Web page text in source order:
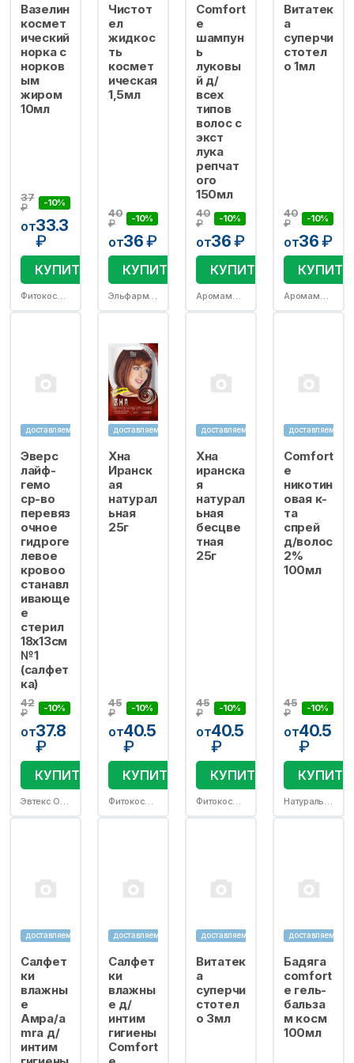
Вазелин
космет
ический
норка с
норков
ым
жиром
10мл
37
₽
-10%
от33.3
₽
КУПИТЬ
Фитокосметик ООО
Чистот
ел
жидкос
ть
космет
ическая
1,5мл
40
₽
-10%
от36₽
КУПИТЬ
Эльфарма.ру ООО
Comfort
e
шампун
ь
луковы
й д/
всех
типов
волос с
экст
лука
репчат
ого
150мл
40
₽
-10%
от36₽
КУПИТЬ
Аромамарка/Пульс
Витатек
а
суперчи
стотел
о 1мл
40
₽
-10%
от36₽
КУПИТЬ
Аромамарка
доставляем
Эверс
лайф-
гемо
ср-во
перевяз
очное
гидроге
левое
кровоо
станавл
ивающе
е
стерил
18х13см
№1
(салфет
ка)
42
₽
-10%
от37.8
₽
КУПИТЬ
Эвтекс ООО
доставляем
Хна
Иранск
ая
натурал
ьная
25г
45
₽
-10%
от40.5
₽
КУПИТЬ
Фитокосметик ООО
доставляем
Хна
иранска
я
натурал
ьная
бесцве
тная
25г
45
₽
-10%
от40.5
₽
КУПИТЬ
Фитокосметик ООО
доставляем
Comfort
e
никотин
овая к-
та
спрей
д/волос
2%
100мл
45
₽
-10%
от40.5
₽
КУПИТЬ
Натуральные масла ООО (г.Солнечногорск)
доставляем
Салфет
ки
влажны
е
Амра/a
mra д/
интим
доставляем
Салфет
ки
влажны
е д/
интим
гигиены
Comfort
доставляем
Витатек
а
суперчи
стотел
о 3мл
доставляем
Бадяга
comfort
e гель-
бальза
м косм
100мл